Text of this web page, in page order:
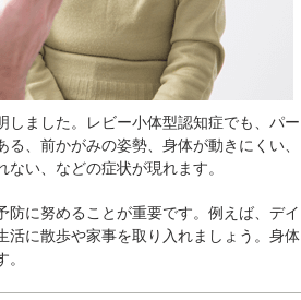
ました。レビー小体型認知症でも、パー
、前かがみの姿勢、身体が動きにくい、
い、などの症状が現れます。
に努めることが重要です。例えば、デイ
活に散歩や家事を取り入れましょう。身体